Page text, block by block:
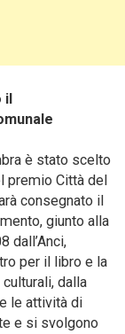
il
è stato scelto
premio Città del
consegnato il
giunto alla
dall’Anci,
per il libro e la
dalla
le attività di
e si svolgono